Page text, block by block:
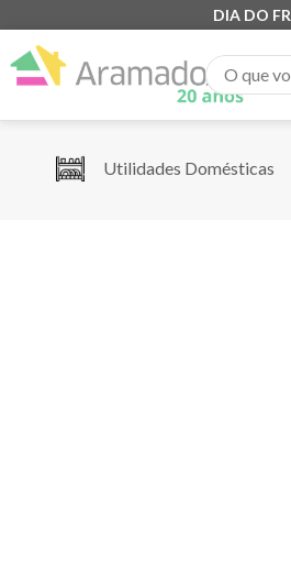
DIA DO
O que
Utilidades Domésticas